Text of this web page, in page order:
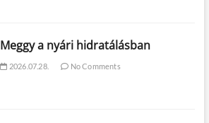
Meggy a nyári hidratálásban
2026.07.28. No Comments